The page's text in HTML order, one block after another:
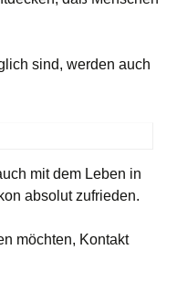
sind, werden auch
mit dem Leben in
absolut zufrieden.
möchten, Kontakt